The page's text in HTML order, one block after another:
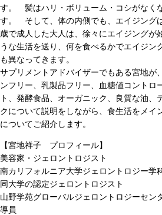
す。 髪はハリ・ボリューム・コシがなく
す。 そして、体の内側でも、エイジング
歳で成人した大人は、徐々にエイジング
うな生活を送り、何を食べるかでエイジン
も異なってきます。
サプリメントアドバイザーでもある宮地が
ンフリー、乳製品フリー、血糖値コントロ
ト、発酵食品、オーガニック、良質な油、
クについて説明をしながら、食生活をメイ
についてご紹介します。
【宮地祥子 プロフィール】
美容家・ジェロントロジスト
南カリフォルニア大学ジェロントロジー学
同大学の認定ジェロントロジスト
山野学苑グローバルジェロントロジーセン
導員